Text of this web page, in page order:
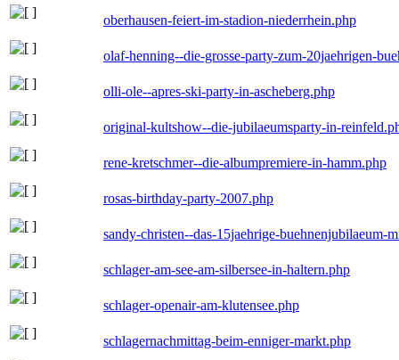
oberhausen-feiert-im-stadion-niederrhein.php
olaf-henning--die-grosse-party-zum-20jaehrigen-
olli-ole--apres-ski-party-in-ascheberg.php
original-kultshow--die-jubilaeumsparty-in-
rene-kretschmer--die-albumpremiere-in-hamm.php
rosas-birthday-party-2007.php
sandy-christen--das-15jaehrige-buehnenjubilaeum-
schlager-am-see-am-silbersee-in-haltern.php
schlager-openair-am-klutensee.php
schlagernachmittag-beim-enniger-markt.php